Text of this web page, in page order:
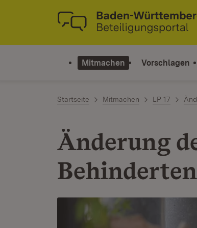
Zum Inhalt springen
Link zur Startseite
Mitmachen Vorschlagen
Startseite Mitmachen LP 17
Änderung